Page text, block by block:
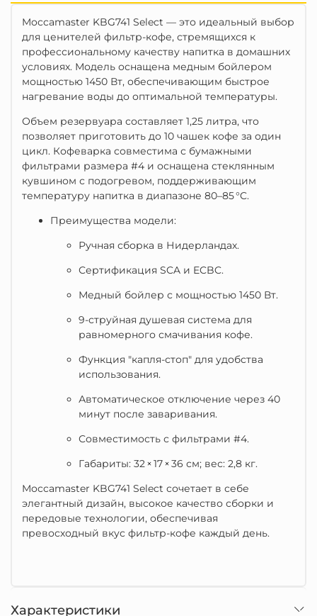
Moccamaster KBG741 Select — это идеальный выбор
для ценителей фильтр-кофе, стремящихся к
профессиональному качеству напитка в домашних
условиях. Модель оснащена медным бойлером
мощностью 1450 Вт, обеспечивающим быстрое
нагревание воды до оптимальной температуры.
Объем резервуара составляет 1,25 литра, что
позволяет приготовить до 10 чашек кофе за один
цикл. Кофеварка совместима с бумажными
фильтрами размера #4 и оснащена стеклянным
кувшином с подогревом, поддерживающим
температуру напитка в диапазоне 80–85 °C.
Преимущества модели:
Ручная сборка в Нидерландах.
Сертификация SCA и ECBC.
Медный бойлер с мощностью 1450 Вт.
9-струйная душевая система для
равномерного смачивания кофе.
Функция "капля-стоп" для удобства
использования.
Автоматическое отключение через 40
минут после заваривания.
Совместимость с фильтрами #4.
Габариты: 32 × 17 × 36 см; вес: 2,8 кг.
Moccamaster KBG741 Select сочетает в себе
элегантный дизайн, высокое качество сборки и
передовые технологии, обеспечивая
превосходный вкус фильтр-кофе каждый день.
Характеристики